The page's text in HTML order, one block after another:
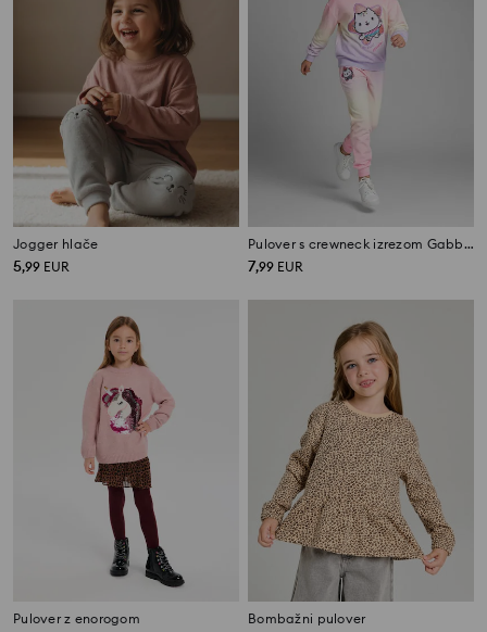
Jogger hlače
5,99 EUR
Pulover s crewneck izrezom Gabby's Dollhouse
7,99 EUR
Pulover z enorogom Bombažni pulover